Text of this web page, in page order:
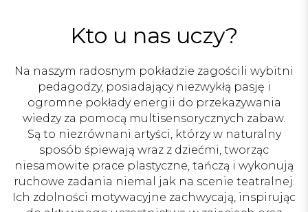
Kto u nas uczy?
Na naszym radosnym pokładzie zagościli wybitni
pedagodzy, posiadający niezwykłą pasję i
ogromne pokłady energii do przekazywania
wiedzy za pomocą multisensorycznych zabaw.
Są to niezrównani artyści, którzy w naturalny
sposób śpiewają wraz z dziećmi, tworząc
niesamowite prace plastyczne, tańczą i wykonują
ruchowe zadania niemal jak na scenie teatralnej.
Ich zdolności motywacyjne zachwycają, inspirując